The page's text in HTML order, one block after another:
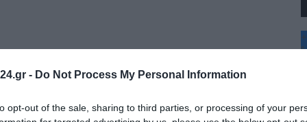
- Do Not Process My Personal Information
opt-out of the sale, sharing to third parties, or processing of your
Πώς αλλάζουν οι λεωφορειακές
φέρνει στην Καλαμαριά η ... Περισσότερα
+
°